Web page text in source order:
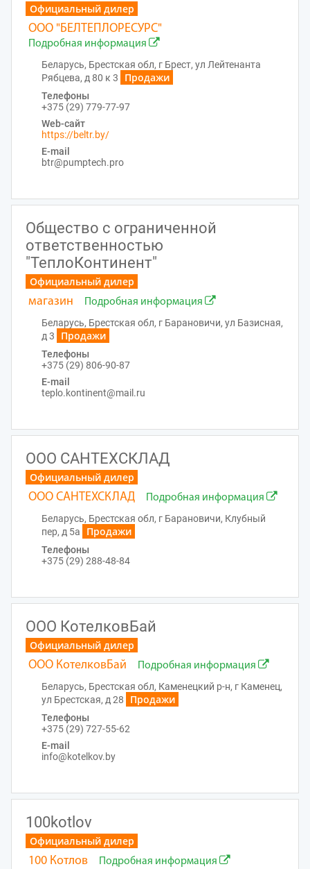
Официальный дилер
ООО "БЕЛТЕПЛОРЕСУРС"
Подробная информация
Беларусь, Брестская обл, г Брест, ул Лейтенанта
Рябцева, д 80 к 3
Продажи
Телефоны
+375 (29) 779-77-97
Web-сайт
https://beltr.by/
E-mail
btr@pumptech.pro
Общество с ограниченной
ответственностью
"ТеплоКонтинент"
Официальный дилер
магазин
Подробная информация
Беларусь, Брестская обл, г Барановичи, ул Базисная,
д 3
Продажи
Телефоны
+375 (29) 806-90-87
E-mail
teplo.kontinent@mail.ru
ООО САНТЕХСКЛАД
Официальный дилер
ООО САНТЕХСКЛАД
Подробная информация
Беларусь, Брестская обл, г Барановичи, Клубный
пер, д 5а
Продажи
Телефоны
+375 (29) 288-48-84
ООО КотелковБай
Официальный дилер
ООО КотелковБай
Подробная информация
Беларусь, Брестская обл, Каменецкий р-н, г Каменец,
ул Брестская, д 28
Продажи
Телефоны
+375 (29) 727-55-62
E-mail
info@kotelkov.by
100kotlov
Официальный дилер
100 Котлов
Подробная информация